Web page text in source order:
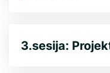
3.sesija: